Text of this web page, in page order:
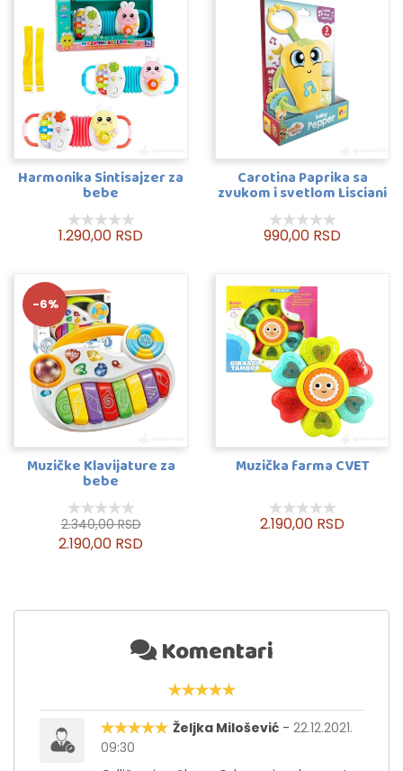
Harmonika Sintisajzer za
bebe
1.290,00 RSD
Carotina Paprika sa
zvukom i svetlom Lisciani
990,00 RSD
-6%
Muzičke Klavijature za
bebe
2.340,00 RSD
2.190,00 RSD
Muzička farma CVET
2.190,00 RSD
Komentari
Željka Milošević - 22.12.2021.
09:30